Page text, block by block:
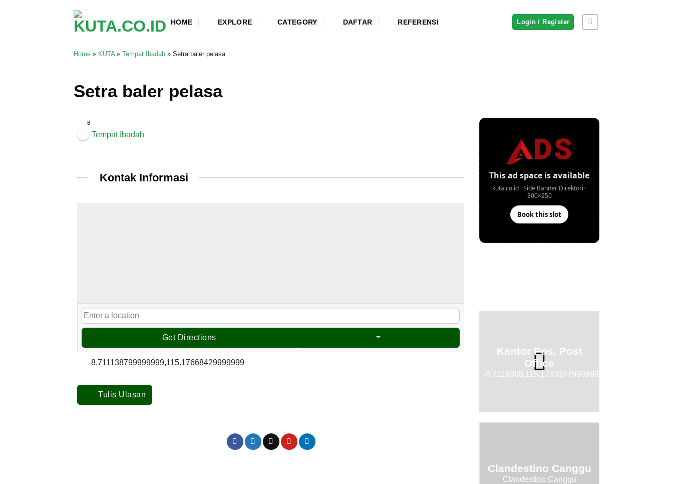
HOME EXPLORE CATEGORY DAFTAR REFERENSI Login / Register
Home » KUTA» Tempat Ibadah » Setra baler pelasa
Setra baler pelasa
8
Tempat Ibadah
Kontak Informasi
Get Directions
-8.711138799999999,115.17668429999999
Tulis Ulasan
Kantor Pos, Post
Office
-8.7119368,115.17333479999999
Clandestino Canggu
Clandestino Canggu